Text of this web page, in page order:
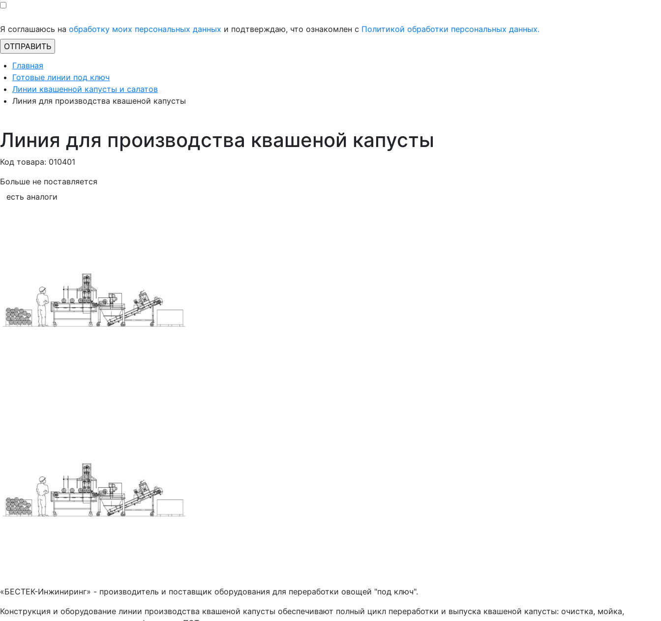
Я соглашаюсь на обработку моих персональных данных и подтверждаю, что ознакомлен с Политикой обработки персональных данных.
Главная
Готовые линии под ключ
Линии квашенной капусты и салатов
Линия для производства квашеной капусты
Линия для производства квашеной капусты
Код товара: 010401
Больше не поставляется
есть аналоги
«БЕСТЕК-Инжиниринг» - производитель и поставщик оборудования для переработки овощей "под ключ".
Конструкция и оборудование линии производства квашеной капусты обеспечивают полный цикл переработки и выпуска квашеной капусты: очистка, мойка,